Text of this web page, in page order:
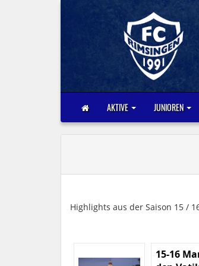
AKTIVE JUNIOREN
Highlights aus der Saison 15 /
15-16